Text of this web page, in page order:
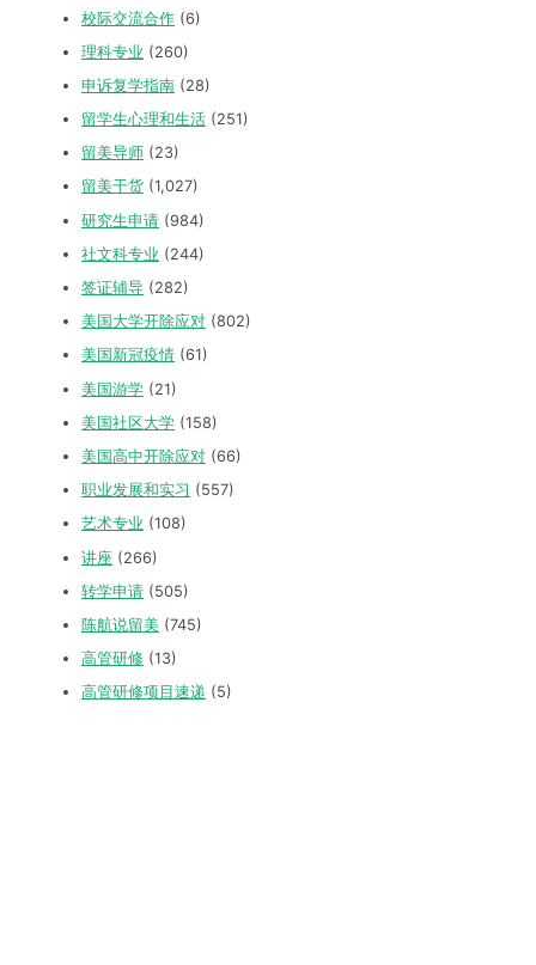
校际交流合作 (6)
理科专业 (260)
申诉复学指南 (28)
留学生心理和生活 (251)
留美导师 (23)
留美干货 (1,027)
研究生申请 (984)
社文科专业 (244)
签证辅导 (282)
美国大学开除应对 (802)
美国新冠疫情 (61)
美国游学 (21)
美国社区大学 (158)
美国高中开除应对 (66)
职业发展和实习 (557)
艺术专业 (108)
讲座 (266)
转学申请 (505)
陈航说留美 (745)
高管研修 (13)
高管研修项目速递 (5)